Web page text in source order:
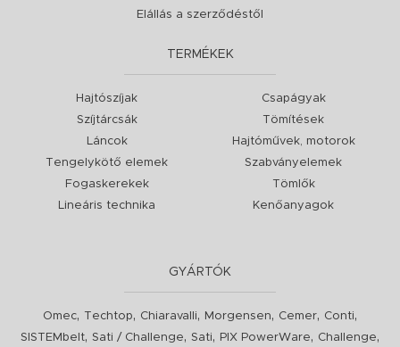
Elállás a szerződéstől
TERMÉKEK
Hajtószíjak
Szíjtárcsák
Láncok
Tengelykötő elemek
Fogaskerekek
Lineáris technika
Csapágyak
Tömítések
Hajtóművek, motorok
Szabványelemek
Tömlők
Kenőanyagok
GYÁRTÓK
Omec, Techtop, Chiaravalli, Morgensen, Cemer, Conti,
SISTEMbelt, Sati / Challenge, Sati, PIX PowerWare, Challenge,